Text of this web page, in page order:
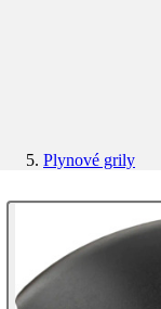
Plynové grily